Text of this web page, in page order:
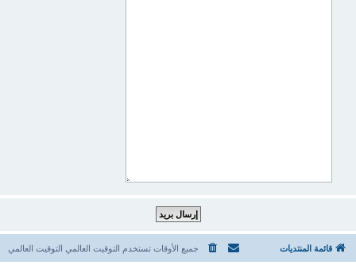
قائمة المنتديات جميع الأوقات تستخدم التوقيت العالمي التوقيت العالمي